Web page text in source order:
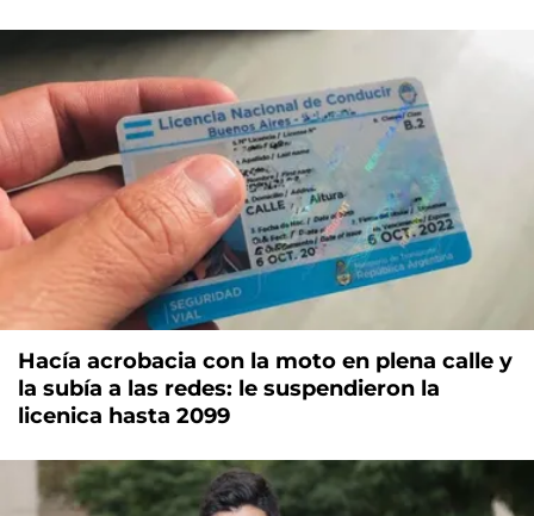
Hacía acrobacia con la moto en plena calle y
la subía a las redes: le suspendieron la
licenica hasta 2099